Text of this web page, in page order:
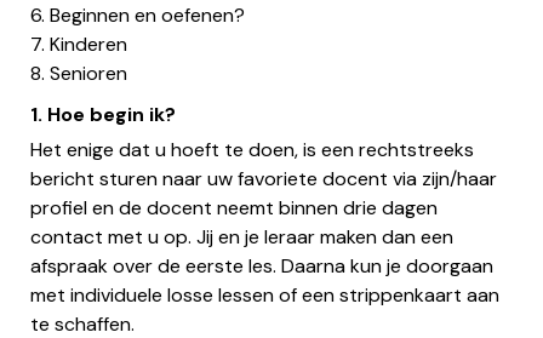
6. Beginnen en oefenen?
7. Kinderen
8. Senioren
1. Hoe begin ik?
Het enige dat u hoeft te doen, is een rechtstreeks
bericht sturen naar uw favoriete docent via zijn/haar
profiel en de docent neemt binnen drie dagen
contact met u op. Jij en je leraar maken dan een
afspraak over de eerste les. Daarna kun je doorgaan
met individuele losse lessen of een strippenkaart aan
te schaffen.